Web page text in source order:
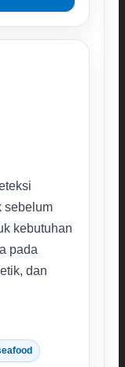
sebelum
kebutuhan
pada
dan